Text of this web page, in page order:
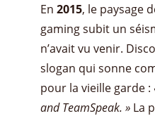
En 2015, le paysage
gaming subit un
n’avait vu venir.
slogan qui sonne
pour la vieille garde :
and TeamSpeak. » La